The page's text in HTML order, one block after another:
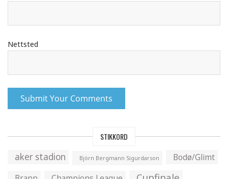
Nettsted
STIKKORD
aker stadion Björn Bergmann Sigurdarson
Bodø/Glimt